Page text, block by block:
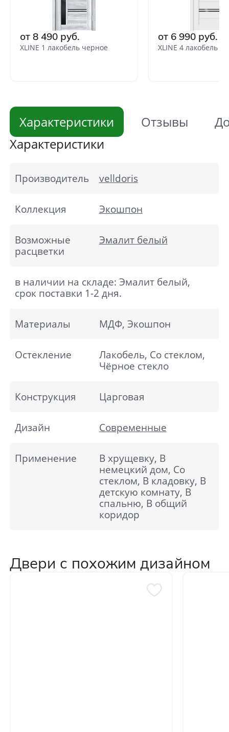
от 8 490 руб.
XLINE 1 лакобель черное
от 6 990 руб.
XLINE 4 лакобель
Характеристики Отзывы
Характеристики
Производитель velldoris
Коллекция Экошпон
Возможные
расцветки
Эмалит белый
в наличии на складе: Эмалит белый,
срок поставки 1-2 дня.
Материалы МДФ, Экошпон
Остекление
Лакобель, Со стеклом,
Чёрное стекло
Конструкция Царговая
Дизайн Современные
Применение
В хрущевку, В
немецкий дом, Со
стеклом, В кладовку, В
детскую комнату, В
спальню, В общий
коридор
Двери с похожим дизайном